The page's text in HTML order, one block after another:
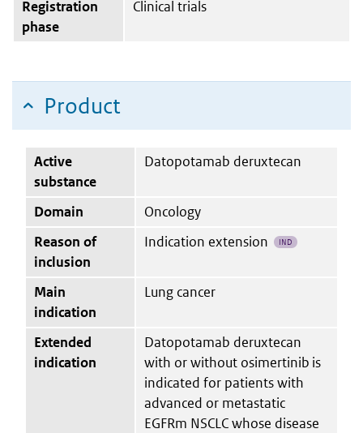
Registration
phase
Clinical trials
Product
Active
substance
Datopotamab deruxtecan
Domain
Oncology
Reason of
inclusion
Indication extension IND
Main
indication
Lung cancer
Extended
indication
Datopotamab deruxtecan
with or without osimertinib is
indicated for patients with
advanced or metastatic
EGFRm NSCLC whose disease